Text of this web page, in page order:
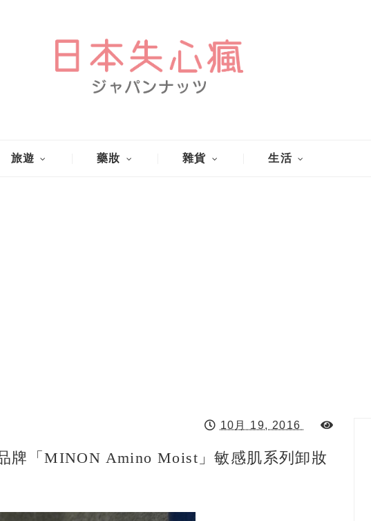
旅遊 藥妝 雜貨 生活
10月 19, 2016
牌「MINON Amino Moist」敏感肌系列卸妝